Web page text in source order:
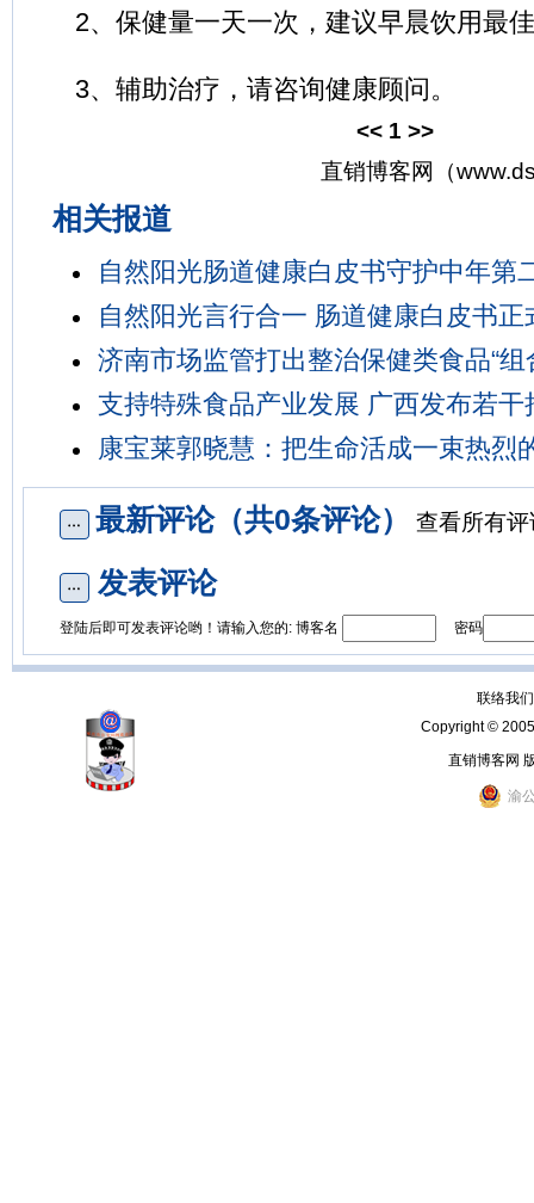
2、保健量一天一次，建议早晨饮用最
3、辅助治疗，请咨询健康顾问。
<< 1 >>
直销博客网（
相关报道
自然阳光肠道健康白皮书守护中年第
自然阳光言行合一 肠道健康白皮书正
济南市场监管打出整治保健类食品“组
支持特殊食品产业发展 广西发布若干
康宝莱郭晓慧：把生命活成一束热烈
最新评论（共0条评论） 查看所有
发表评论
登陆后即可发表评论哟！请输入您的: 博客名 密码
联络我
Copyright ©
直销博客网
渝